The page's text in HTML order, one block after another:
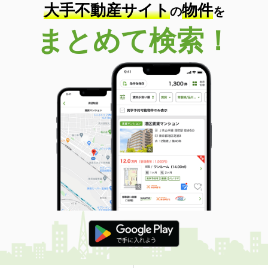
大手不動産サイトの物件を
まとめて検索！